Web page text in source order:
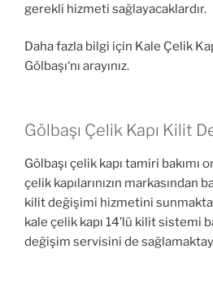
gerekli hizmeti sağlayacaklardır.
Daha fazla bilgi için Kale Çelik
Gölbaşı‘nı arayınız.
Gölbaşı Çelik Kapı Kilit
Gölbaşı çelik kapı tamiri bakımı
çelik kapılarınızın markasından
kilit değişimi hizmetini
kale çelik kapı 14’lü kilit sistemi
değişim servisini de